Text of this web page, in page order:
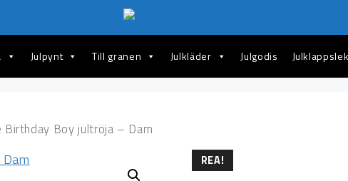
Julpynt Till granen Julkläder Julgodis
Birthday Boy jultröja – Dam
REA!